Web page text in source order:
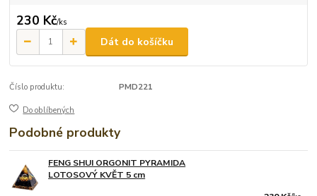
230 Kč/ks
Dát do košíčku
Číslo produktu: PMD221
Do oblíbených
Podobné produkty
FENG SHUI ORGONIT PYRAMIDA
LOTOSOVÝ KVĚT 5 cm